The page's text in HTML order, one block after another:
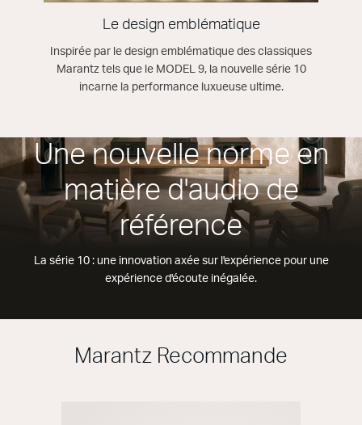
Le design emblématique
Inspirée par le design emblématique des classiques
Marantz tels que le MODEL 9, la nouvelle série 10
incarne la performance luxueuse ultime.
Une nouvelle norme en
matière d'audio de
référence
La série 10 : une innovation axée sur l'expérience pour une
expérience d'écoute inégalée.
Marantz Recommande